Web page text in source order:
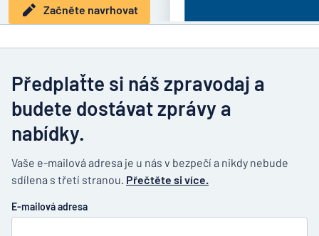
Začněte navrhovat
Předplaťte si náš zpravodaj a
budete dostávat zprávy a
nabídky.
Vaše e-mailová adresa je u nás v bezpečí a nikdy nebude
sdílena s třetí stranou. Přečtěte si více.
E-mailová adresa